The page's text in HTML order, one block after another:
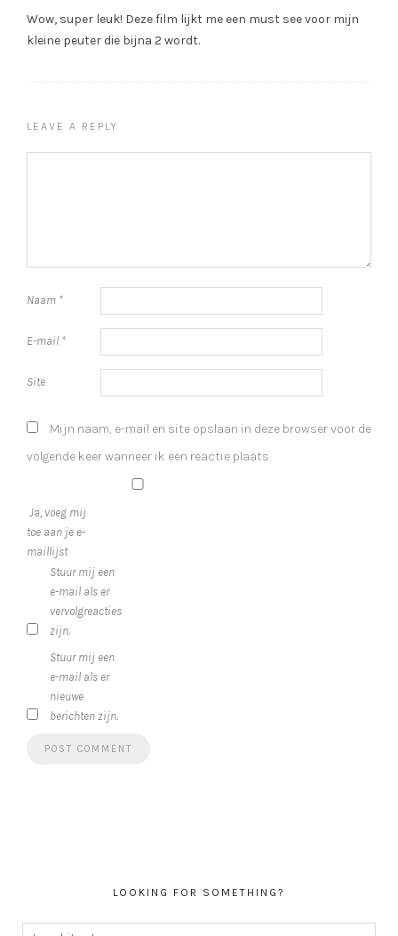
Wow, super leuk! Deze film lijkt me een must see voor mijn
kleine peuter die bijna 2 wordt.
LEAVE A REPLY
Naam *
E-mail *
Site
Mijn naam, e-mail en site opslaan in deze browser voor de
volgende keer wanneer ik een reactie plaats.
Ja, voeg mij
toe aan je e-
maillijst
Stuur mij een
e-mail als er
vervolgreacties
zijn.
Stuur mij een
e-mail als er
nieuwe
berichten zijn.
LOOKING FOR SOMETHING?